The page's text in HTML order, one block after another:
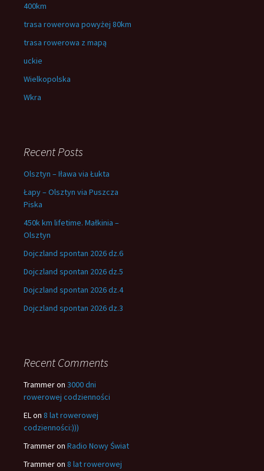
400km
trasa rowerowa powyżej 80km
trasa rowerowa z mapą
uckie
Wielkopolska
Wkra
Recent Posts
Olsztyn – Iława via Łukta
Łapy – Olsztyn via Puszcza
Piska
450k km lifetime. Małkinia –
Olsztyn
Dojczland spontan 2026 dz.6
Dojczland spontan 2026 dz.5
Dojczland spontan 2026 dz.4
Dojczland spontan 2026 dz.3
Recent Comments
Trammeron 3000 dni
rowerowej codzienności
ELon 8 lat rowerowej
codzienności:)))
Trammeron Radio Nowy Świat
Trammeron 8 lat rowerowej